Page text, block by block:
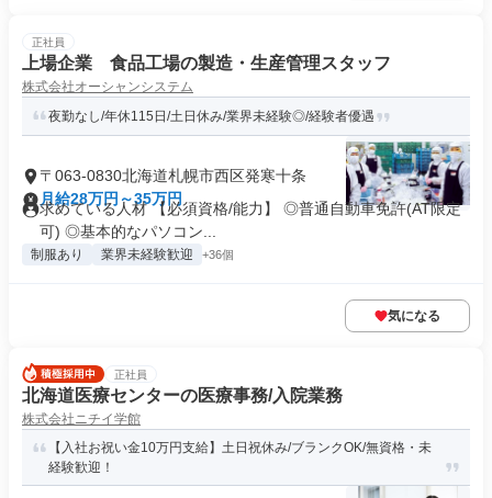
正社員
上場企業 食品工場の製造・生産管理スタッフ
株式会社オーシャンシステム
夜勤なし/年休115日/土日休み/業界未経験◎/経験者優遇
〒063-0830北海道札幌市西区発寒十条
月給28万円～35万円
求めている人材 【必須資格/能力】 ◎普通自動車免許(AT限定
可) ◎基本的なパソコン...
制服あり 業界未経験歓迎 +36個
気になる
正社員
北海道医療センターの医療事務/入院業務
株式会社ニチイ学館
【入社お祝い金10万円支給】土日祝休み/ブランクOK/無資格・未
経験歓迎！